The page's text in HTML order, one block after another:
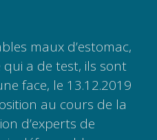
maux d’estomac,
qui a de test, ils sont
face, le 13.12.2019
au cours de la
d’experts de